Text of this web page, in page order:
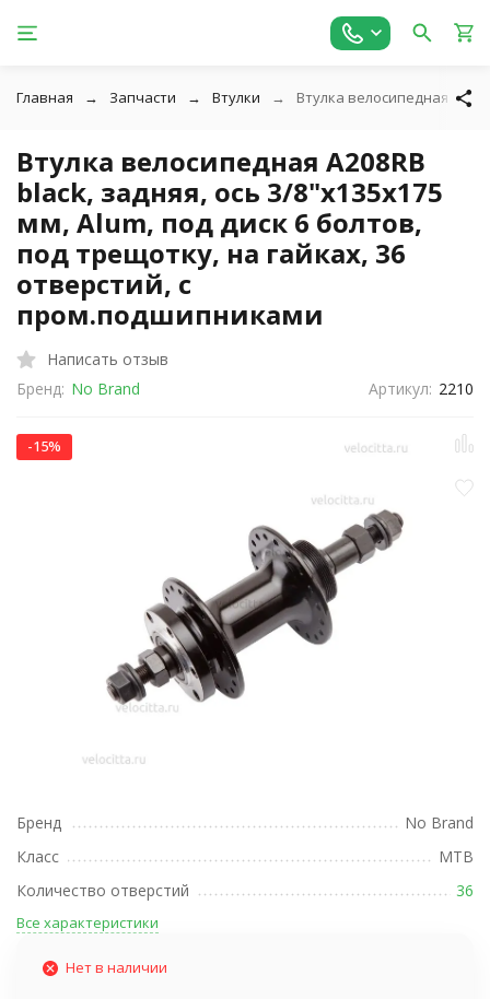
Главная Запчасти Втулки Втулка велосипедная
Втулка велосипедная A208RB
black, задняя, ось 3/8"х135x175
мм, Alum, под диск 6 болтов,
под трещотку, на гайках, 36
отверстий, с
пром.подшипниками
Написать отзыв
Бренд: No Brand Артикул: 2210
-15%
Бренд
No Brand
Класс
MTB
Количество отверстий
36
Все характеристики
Нет в наличии